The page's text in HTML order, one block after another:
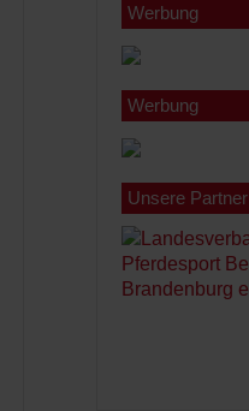
Werbung
Werbung
Unsere Partner